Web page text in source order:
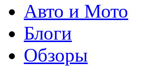
Авто и Мото
Блоги
Обзоры